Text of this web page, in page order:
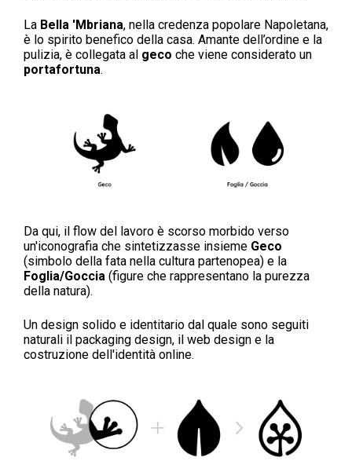
La Bella 'Mbriana, nella credenza popolare Napoletana,
è lo spirito benefico della casa. Amante dell’ordine e la
pulizia, è collegata al geco che viene considerato un
portafortuna.
Da qui, il flow del lavoro è scorso morbido verso
un'iconografia che sintetizzasse insieme Geco
(simbolo della fata nella cultura partenopea) e la
Foglia/Goccia (figure che rappresentano la purezza
della natura).
Un design solido e identitario dal quale sono seguiti
naturali il packaging design, il web design e la
costruzione dell'identità online.